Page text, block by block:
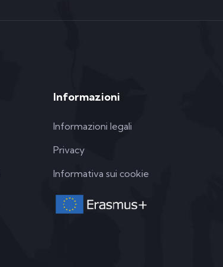
Informazioni
Informazioni legali
Privacy
Informativa sui cookie